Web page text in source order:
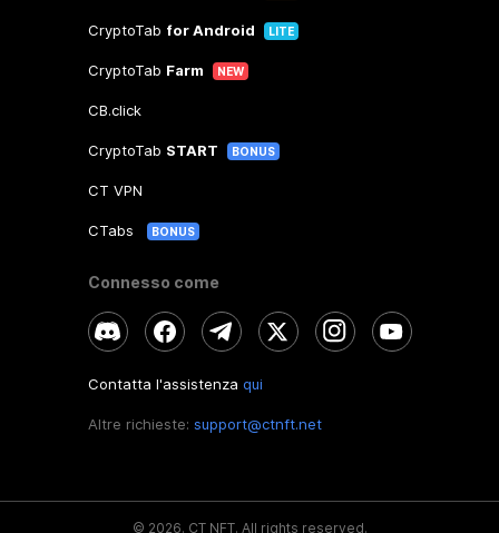
CryptoTab for Android LITE
CryptoTab Farm NEW
CB.click
CryptoTab START BONUS
CT VPN
CTabs BONUS
Connesso come
Contatta l'assistenza qui
Altre richieste: support@ctnft.net
© 2026. CT NFT. All rights reserved.